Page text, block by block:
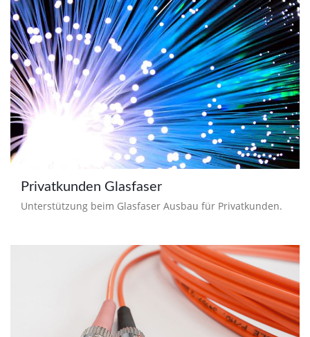
Privatkunden Glasfaser
Unterstützung beim Glasfaser Ausbau für Privatkunden.